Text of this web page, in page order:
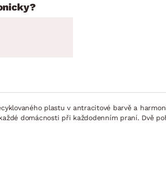
plastu v antracitové barvě a
domácnosti při každodenním praní. Dvě